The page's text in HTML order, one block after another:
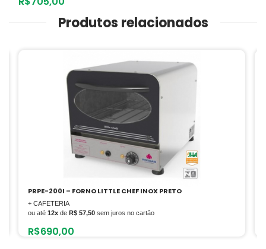
Produtos relacionados
PRPE-200I – FORNO LITTLE CHEF INOX PRETO
+ CAFETERIA
ou até 12x de R$ 57,50 sem juros no cartão
R$690,00